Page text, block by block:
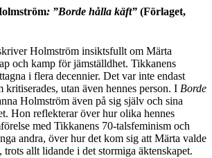
: ”Borde hålla käft” (Förlaget,
Holmström insiktsfullt om Märta
och kamp för jämställdhet. Tikkanens
i flera decennier. Det var inte endast
kritiserades, utan även hennes person. I Borde
Holmström även på sig själv och sina
Hon reflekterar över hur olika hennes
med Tikkanens 70-talsfeminism och
andra, över hur det kom sig att Märta valde
trots allt lidande i det stormiga äktenskapet.